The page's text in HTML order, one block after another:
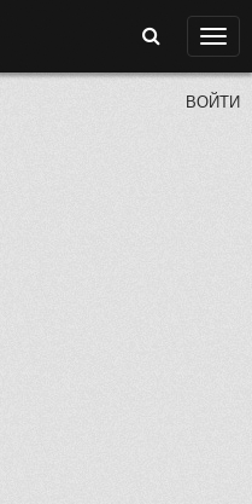
Поиск
ВОЙТИ